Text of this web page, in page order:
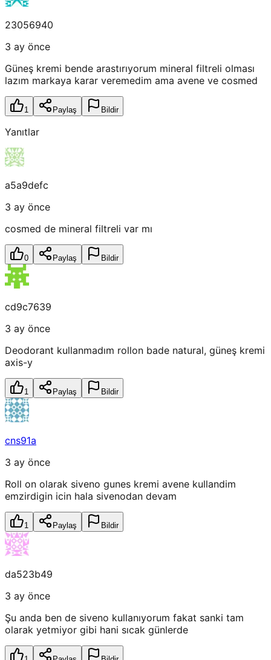
23056940
3 ay önce
Güneş kremi bende arastırıyorum mineral filtreli olması
lazım markaya karar veremedim ama avene ve cosmed
1 Paylaş Bildir
Yanıtlar
a5a9defc
3 ay önce
cosmed de mineral filtreli var mı
0 Paylaş Bildir
cd9c7639
3 ay önce
Deodorant kullanmadım rollon bade natural, güneş kremi
axis-y
1 Paylaş Bildir
cns91a
3 ay önce
Roll on olarak siveno gunes kremi avene kullandim
emzirdigin icin hala sivenodan devam
1 Paylaş Bildir
da523b49
3 ay önce
Şu anda ben de siveno kullanıyorum fakat sanki tam
olarak yetmiyor gibi hani sıcak günlerde